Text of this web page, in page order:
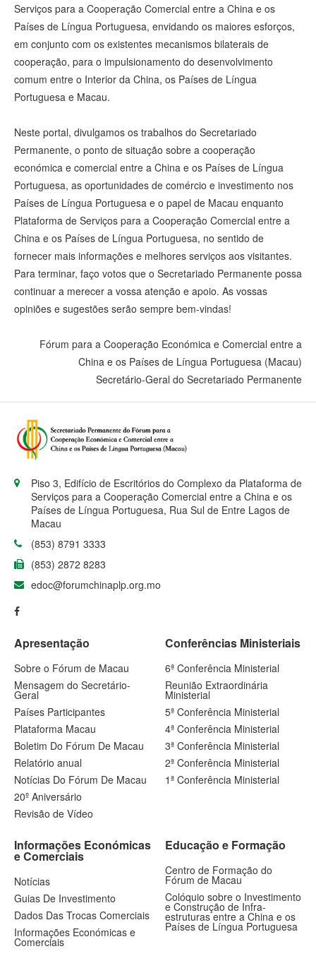
Serviços para a Cooperação Comercial entre a China e os
Países de Língua Portuguesa, envidando os maiores esforços,
em conjunto com os existentes mecanismos bilaterais de
cooperação, para o impulsionamento do desenvolvimento
comum entre o Interior da China, os Países de Língua
Portuguesa e Macau.
Neste portal, divulgamos os trabalhos do Secretariado
Permanente, o ponto de situação sobre a cooperação
económica e comercial entre a China e os Países de Língua
Portuguesa, as oportunidades de comércio e investimento nos
Países de Língua Portuguesa e o papel de Macau enquanto
Plataforma de Serviços para a Cooperação Comercial entre a
China e os Países de Língua Portuguesa, no sentido de
fornecer mais informações e melhores serviços aos visitantes.
Para terminar, faço votos que o Secretariado Permanente possa
continuar a merecer a vossa atenção e apoio. As vossas
opiniões e sugestões serão sempre bem-vindas!
Fórum para a Cooperação Económica e Comercial entre a
China e os Países de Língua Portuguesa (Macau)
Secretário-Geral do Secretariado Permanente
Piso 3, Edifício de Escritórios do Complexo da Plataforma de
Serviços para a Cooperação Comercial entre a China e os
Países de Língua Portuguesa, Rua Sul de Entre Lagos de
Macau
(853) 8791 3333
(853) 2872 8283
edoc@forumchinaplp.org.mo
Apresentação
Sobre o Fórum de Macau
Mensagem do Secretário-
Geral
Países Participantes
Plataforma Macau
Boletim Do Fórum De Macau
Relatório anual
Notícias Do Fórum De Macau
20º Aniversário
Revisão de Vídeo
Conferências Ministeriais
6ª Conferência Ministerial
Reunião Extraordinária
Ministerial
5ª Conferência Ministerial
4ª Conferência Ministerial
3ª Conferência Ministerial
2ª Conferência Ministerial
1ª Conferência Ministerial
Informações Económicas
e Comerciais
Notícias
Guias De Investimento
Dados Das Trocas Comerciais
Informações Económicas e
Comerciais
Educação e Formação
Centro de Formação do
Fórum de Macau
Colóquio sobre o Investimento
e Construção de Infra-
estruturas entre a China e os
Países de Língua Portuguesa